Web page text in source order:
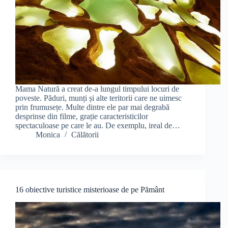
Mama Natură a creat de-a lungul timpului locuri de
poveste. Păduri, munți și alte teritorii care ne uimesc
prin frumusețe. Multe dintre ele par mai degrabă
desprinse din filme, grație caracteristicilor
spectaculoase pe care le au. De exemplu, ireal de…
Monica
Călătorii
16 obiective turistice misterioase de pe Pământ